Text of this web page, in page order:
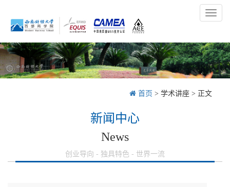
Toggle
首页 > 学术讲座 > 正文
新闻中心
News
创业导向 - 独具特色 - 世界一流